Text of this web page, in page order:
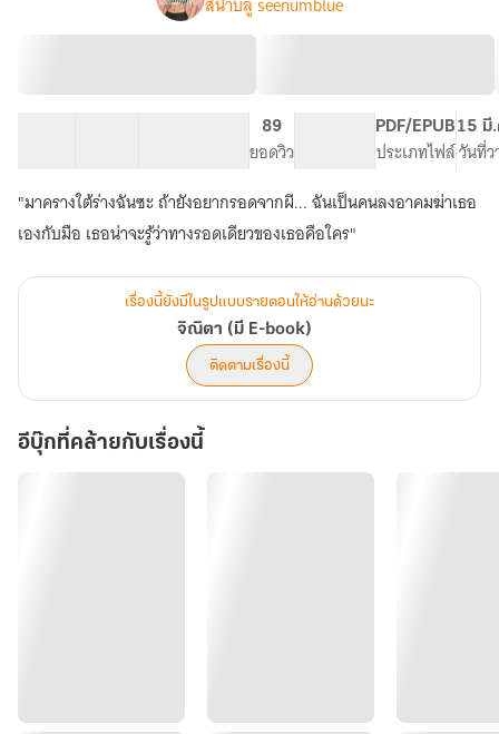
จิณิ
ตา
book)
89
ยอดวิว
PDF/EPUB
ประเภทไฟล์
15 มี
วันที่ว
"มาครางใต้ร่างฉันซะ ถ้ายังอยากรอดจากผี... ฉันเป็นคนลงอาคมฆ่าเธอ
เองกับมือ เธอน่าจะรู้ว่าทางรอดเดียวของเธอคือใคร"
เรื่องนี้ยังมีในรูปแบบรายตอนให้อ่านด้วยนะ
จิณิตา (มี E-book)
ติดตามเรื่องนี้
อีบุ๊กที่คล้ายกับเรื่องนี้